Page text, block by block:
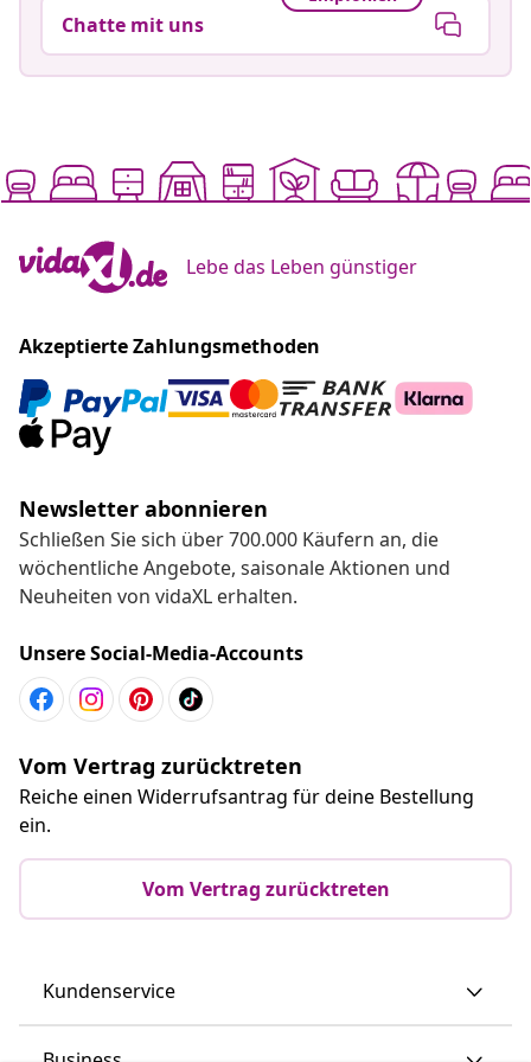
Chatte mit uns
Lebe das Leben günstiger
Akzeptierte Zahlungsmethoden
Newsletter abonnieren
Schließen Sie sich über 700.000 Käufern an, die
wöchentliche Angebote, saisonale Aktionen und
Neuheiten von vidaXL erhalten.
Unsere Social-Media-Accounts
Vom Vertrag zurücktreten
Reiche einen Widerrufsantrag für deine Bestellung
ein.
Vom Vertrag zurücktreten
Kundenservice